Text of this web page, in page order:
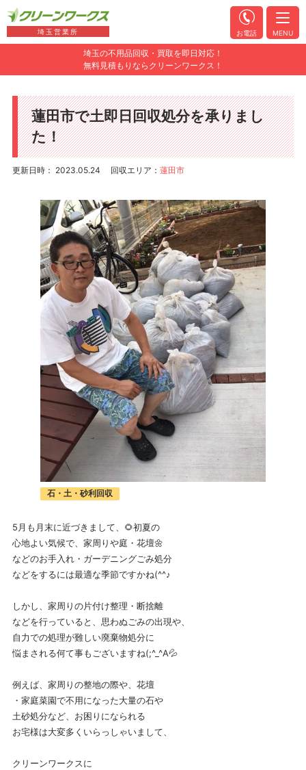
埼玉の不用品回収・買取を即日対応！
無料見積もりならクリーンワークス！
埼玉営業所 お電話 MENU
蓮田市で土即日回収処分を承りまし
た！
更新日時： 2023.05.24 回収エリア： 蓮田市
石・土・砂利回収
5月も月末に近づきまして、🌻初夏の
心地よい気候で、家周りや庭・花壇🌼
などのお手入れ・ガーデニングごみ処分
などをするには最適な季節ですかね(^^♪
しかし、家周りの片付け整理・断捨離
などを行っていると、思わぬごみの出現や、
自力での処理が難しい廃棄物処分に
悩まされる何て事もございますね(;^_^A💦
例えば、家周りの整地の際や、花壇
・家庭菜園で不用になった大量の石や
土砂処分など、お困りになられる
お宅様は大変多くいらっしゃいまして、
クリーンワークスに